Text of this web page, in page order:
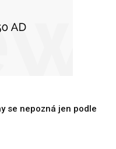
se nepozná jen podle